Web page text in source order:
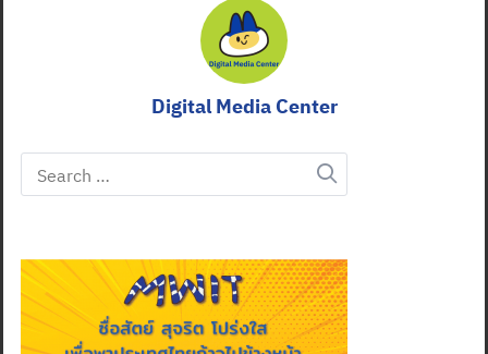
Digital Media Center
Search
for: